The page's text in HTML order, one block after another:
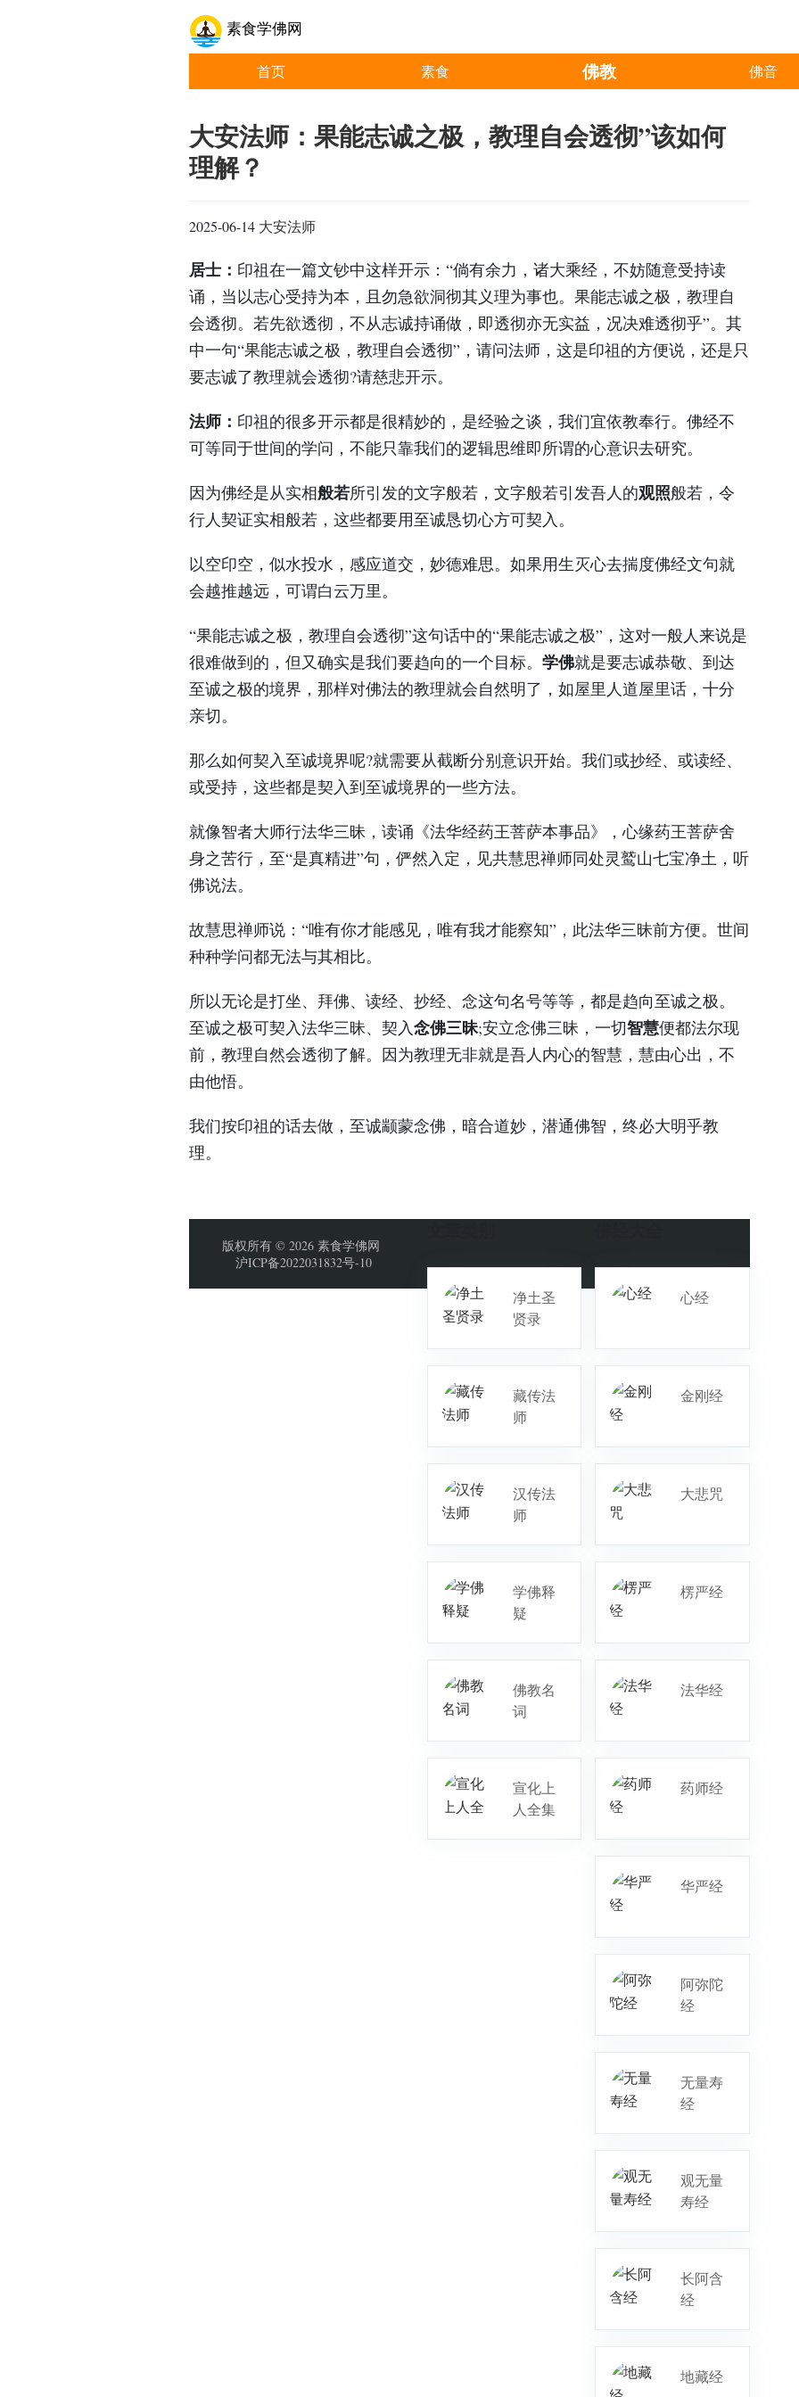
素食学佛网
首页 素食 佛教 佛音
大安法师：果能志诚之极，教理自会透彻”该如何
理解？
2025-06-14 大安法师
居士： 印祖在一篇文钞中这样开示：“倘有余力，诸大乘经，不妨随意受持读
诵，当以志心受持为本，且勿急欲洞彻其义理为事也。果能志诚之极，教理自
会透彻。若先欲透彻，不从志诚持诵做，即透彻亦无实益，况决难透彻乎”。其
中一句“果能志诚之极，教理自会透彻”，请问法师，这是印祖的方便说，还是只
要志诚了教理就会透彻?请慈悲开示。
法师： 印祖的很多开示都是很精妙的，是经验之谈，我们宜依教奉行。佛经不
可等同于世间的学问，不能只靠我们的逻辑思维即所谓的心意识去研究。
因为佛经是从实相般若所引发的文字般若，文字般若引发吾人的观照般若，令
行人契证实相般若，这些都要用至诚恳切心方可契入。
以空印空，似水投水，感应道交，妙德难思。如果用生灭心去揣度佛经文句就
会越推越远，可谓白云万里。
“果能志诚之极，教理自会透彻”这句话中的“果能志诚之极”，这对一般人来说是
很难做到的，但又确实是我们要趋向的一个目标。 学佛就是要志诚恭敬、到达
至诚之极的境界，那样对佛法的教理就会自然明了，如屋里人道屋里话，十分
亲切。
那么如何契入至诚境界呢?就需要从截断分别意识开始。我们或抄经、或读经、
或受持，这些都是契入到至诚境界的一些方法。
就像智者大师行法华三昧，读诵《法华经药王菩萨本事品》，心缘药王菩萨舍
身之苦行，至“是真精进”句，俨然入定，见共慧思禅师同处灵鹫山七宝净土，听
佛说法。
故慧思禅师说：“唯有你才能感见，唯有我才能察知”，此法华三昧前方便。世间
种种学问都无法与其相比。
所以无论是打坐、拜佛、读经、抄经、念这句名号等等，都是趋向至诚之极。
至诚之极可契入法华三昧、契入念佛三昧;安立念佛三昧，一切智慧便都法尔现
前，教理自然会透彻了解。因为教理无非就是吾人内心的智慧，慧由心出，不
由他悟。
我们按印祖的话去做，至诚颛蒙念佛，暗合道妙，潜通佛智，终必大明乎教
理。
心经
金刚经
大悲咒
楞严经
法华经
药师经
华严经
阿弥陀
经
无量寿
经
观无量
寿经
长阿含
经
地藏经
净土圣
贤录
藏传法
师
汉传法
师
学佛释
疑
佛教名
词
宣化上
人全集
版权所有 © 2026 素食学佛网
沪ICP备2022031832号-10